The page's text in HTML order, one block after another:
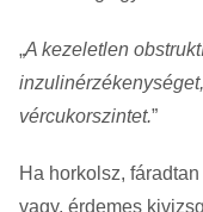
„A kezeletlen
vércukorszintet.”
Ha horkolsz,
vagy, érdemes